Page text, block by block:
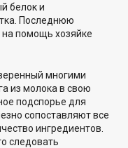
белок и
Последнюю
помощь хозяйке
многими
из молока в свою
подспорье для
сопоставляют все
ингредиентов.
следовать